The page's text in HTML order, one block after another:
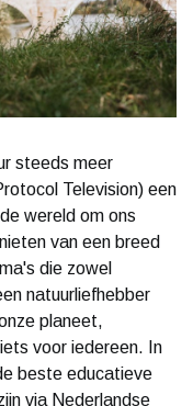
steeds meer
Television) een
wereld om ons
van een breed
die zowel
natuurliefhebber
planeet,
voor iedereen. In
beste educatieve
via Nederlandse